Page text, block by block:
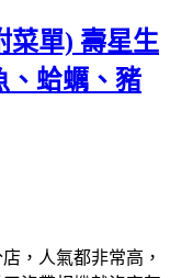
菜單) 壽星生
、蛤蠣、豬
，人氣都非常高，